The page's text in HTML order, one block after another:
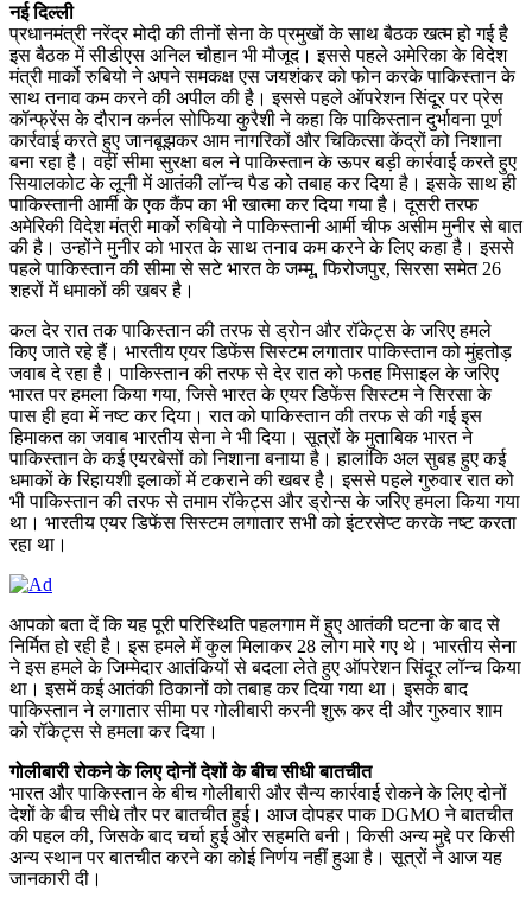
नई दिल्ली
प्रधानमंत्री नरेंद्र मोदी की तीनों सेना के प्रमुखों के साथ बैठक खत्म हो गई है
इस बैठक में सीडीएस अनिल चौहान भी मौजूद। इससे पहले अमेरिका के विदेश
मंत्री मार्को रुबियो ने अपने समकक्ष एस जयशंकर को फोन करके पाकिस्तान के
साथ तनाव कम करने की अपील की है। इससे पहले ऑपरेशन सिंदूर पर प्रेस
कॉन्फ्रेंस के दौरान कर्नल सोफिया कुरैशी ने कहा कि पाकिस्तान दुर्भावना पूर्ण
कार्रवाई करते हुए जानबूझकर आम नागरिकों और चिकित्सा केंद्रों को निशाना
बना रहा है। वहीं सीमा सुरक्षा बल ने पाकिस्तान के ऊपर बड़ी कार्रवाई करते हुए
सियालकोट के लूनी में आतंकी लॉन्च पैड को तबाह कर दिया है। इसके साथ ही
पाकिस्तानी आर्मी के एक कैंप का भी खात्मा कर दिया गया है। दूसरी तरफ
अमेरिकी विदेश मंत्री मार्को रुबियो ने पाकिस्तानी आर्मी चीफ असीम मुनीर से बात
की है। उन्होंने मुनीर को भारत के साथ तनाव कम करने के लिए कहा है। इससे
पहले पाकिस्तान की सीमा से सटे भारत के जम्मू, फिरोजपुर, सिरसा समेत 26
शहरों में धमाकों की खबर है।
कल देर रात तक पाकिस्तान की तरफ से ड्रोन और रॉकेट्स के जरिए हमले
किए जाते रहे हैं। भारतीय एयर डिफेंस सिस्टम लगातार पाकिस्तान को मुंहतोड़
जवाब दे रहा है। पाकिस्तान की तरफ से देर रात को फतह मिसाइल के जरिए
भारत पर हमला किया गया, जिसे भारत के एयर डिफेंस सिस्टम ने सिरसा के
पास ही हवा में नष्ट कर दिया। रात को पाकिस्तान की तरफ से की गई इस
हिमाकत का जवाब भारतीय सेना ने भी दिया। सूत्रों के मुताबिक भारत ने
पाकिस्तान के कई एयरबेसों को निशाना बनाया है। हालांकि अल सुबह हुए कई
धमाकों के रिहायशी इलाकों में टकराने की खबर है। इससे पहले गुरुवार रात को
भी पाकिस्तान की तरफ से तमाम रॉकेट्स और ड्रोन्स के जरिए हमला किया गया
था। भारतीय एयर डिफेंस सिस्टम लगातार सभी को इंटरसेप्ट करके नष्ट करता
रहा था।
आपको बता दें कि यह पूरी परिस्थिति पहलगाम में हुए आतंकी घटना के बाद से
निर्मित हो रही है। इस हमले में कुल मिलाकर 28 लोग मारे गए थे। भारतीय सेना
ने इस हमले के जिम्मेदार आतंकियों से बदला लेते हुए ऑपरेशन सिंदूर लॉन्च किया
था। इसमें कई आतंकी ठिकानों को तबाह कर दिया गया था। इसके बाद
पाकिस्तान ने लगातार सीमा पर गोलीबारी करनी शुरू कर दी और गुरुवार शाम
को रॉकेट्स से हमला कर दिया।
गोलीबारी रोकने के लिए दोनों देशों के बीच सीधी बातचीत
भारत और पाकिस्तान के बीच गोलीबारी और सैन्य कार्रवाई रोकने के लिए दोनों
देशों के बीच सीधे तौर पर बातचीत हुई। आज दोपहर पाक DGMO ने बातचीत
की पहल की, जिसके बाद चर्चा हुई और सहमति बनी। किसी अन्य मुद्दे पर किसी
अन्य स्थान पर बातचीत करने का कोई निर्णय नहीं हुआ है। सूत्रों ने आज यह
जानकारी दी।